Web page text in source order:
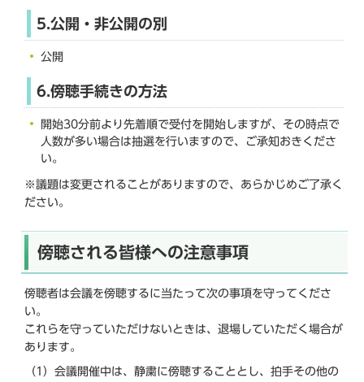
5.公開・非公開の別
公開
6.傍聴手続きの方法
開始30分前より先着順で受付を開始しますが、その時点で
人数が多い場合は抽選を行いますので、ご承知おきくださ
い。
※議題は変更されることがありますので、あらかじめご了承く
ださい。
傍聴される皆様への注意事項
傍聴者は会議を傍聴するに当たって次の事項を守ってくださ
い。
これらを守っていただけないときは、退場していただく場合が
あります。
（1）会議開催中は、静粛に傍聴することとし、拍手その他の